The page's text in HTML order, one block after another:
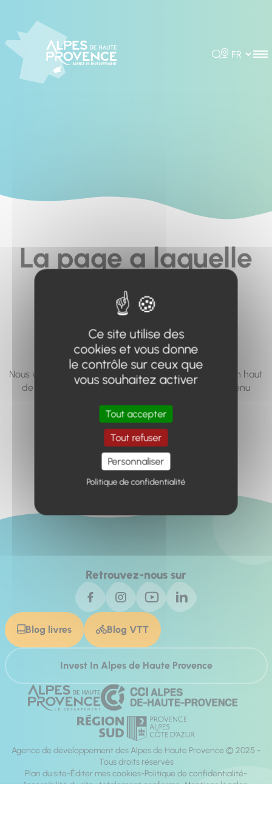
Rechercher
Choisir la
La page a laquelle
vous cherchez à
accéder n'existe
pas... ou plus.
Nous vous invitons à utiliser le moteur de recherche en haut
de page, ou à utiliser le menu pour trouver le contenu
Retour à l'accueil
Retrouvez-nous sur
Blog livres Blog VTT
Invest In Alpes de Haute Provence
Agence de développement des Alpes de Haute Provence © 2025 -
Tous droits réservés
Plan du site Éditer mes cookies Politique de confidentialité
Accessibilité du site : totalement conforme Mentions légales
Ce site utilise des
cookies et vous donne
le contrôle sur ceux que
vous souhaitez activer
Tout accepter
Tout refuser
Personnaliser
Politique de confidentialité